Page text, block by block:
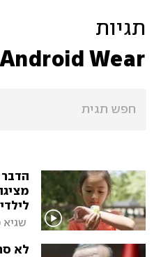
תגיות
Android Wear
שגיא
לא